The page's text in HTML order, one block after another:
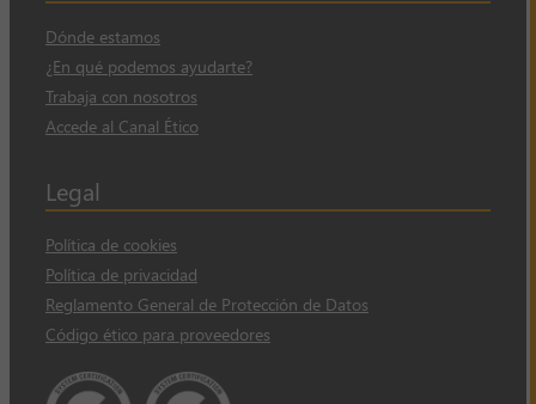
Dónde estamos
¿En qué podemos ayudarte?
Trabaja con nosotros
Accede al Canal Ético
Legal
Política de cookies
Política de privacidad
Reglamento General de Protección de Datos
Código ético para proveedores